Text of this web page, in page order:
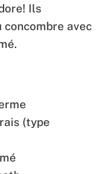
Ils
avec
(type